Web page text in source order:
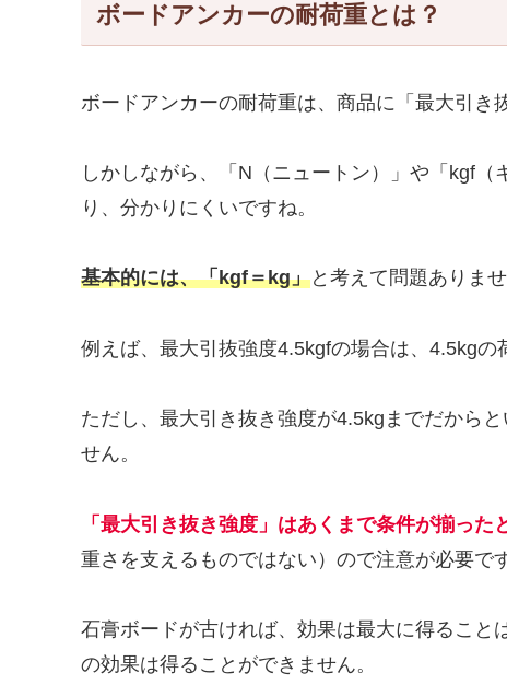
ボードアンカーの耐荷重とは？
ボードアンカーの耐荷重は、商品に「最大引き
しかしながら、「N（ニュートン）」や「kgf
り、分かりにくいですね。
基本的には、「kgf＝kg」と考えて問題ありませ
例えば、最大引抜強度4.5kgfの場合は、4.5kgの
ただし、最大引き抜き強度が4.5kgまでだから
せん。
「最大引き抜き強度」はあくまで条件が揃っ
重さを支えるものではない）ので注意が必要です
石膏ボードが古ければ、効果は最大に得ること
の効果は得ることができません。